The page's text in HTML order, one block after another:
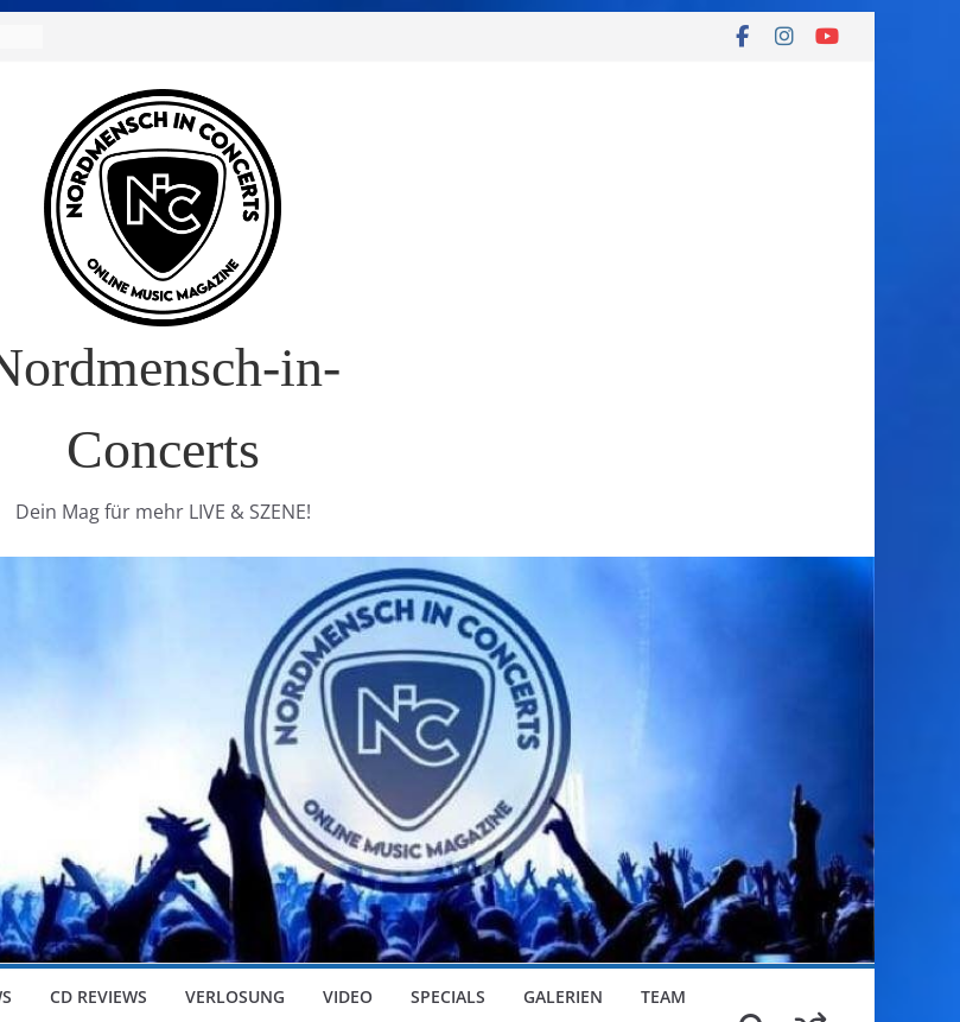
in-
Concerts
Dein Mag für mehr LIVE & SZENE!
CD REVIEWS VERLOSUNG VIDEO SPECIALS GALERIEN TEAM